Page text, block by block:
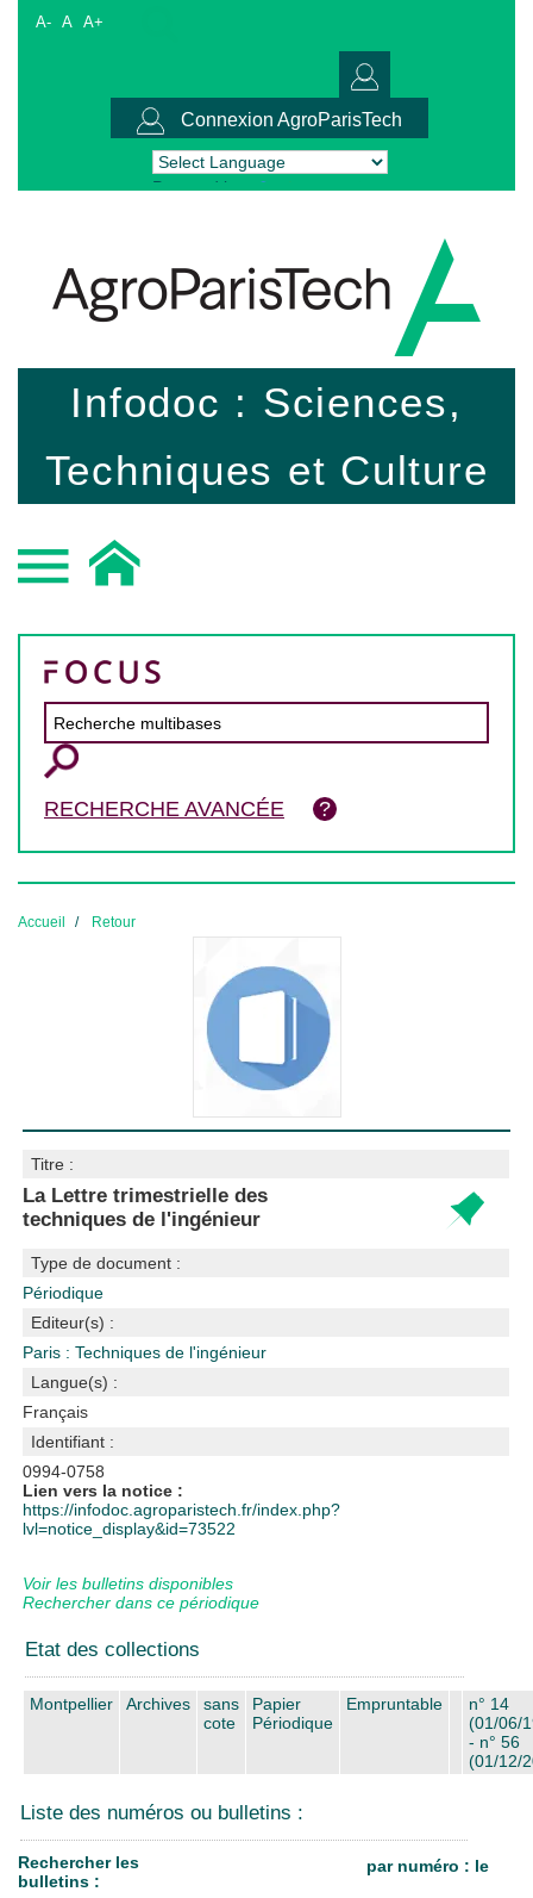
A- A A+
Connexion AgroParisTech
Powered by Translate
Infodoc : Sciences,
Techniques et Culture
RECHERCHE AVANCÉE
Accueil Retour
Titre :
La Lettre trimestrielle des
techniques de l'ingénieur
Type de document :
Périodique
Editeur(s) :
Paris : Techniques de l'ingénieur
Langue(s) :
Français
Identifiant :
0994-0758
Lien vers la notice :
https://infodoc.agroparistech.fr/index.php?
lvl=notice_display&id=73522
Voir les bulletins disponibles
Rechercher dans ce périodique
Etat des collections
Montpellier Archives
sans
cote
Papier
Périodique
Empruntable
n° 14
(01/06/
- n° 56
(01/12/
Liste des numéros ou bulletins :
Rechercher les
bulletins :
par numéro : le